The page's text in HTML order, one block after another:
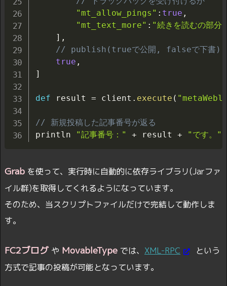
"mt_allow_pings" : true ,
"mt_text_more" : "続きを読むの部分
] ,
// publish(trueで公開, falseで下書)
true ,
]
def result = client . execute (
// 新規投稿した記事番号が返る
println
"記事番号：" + result + "です。"
Grab を使って、実行時に自動的に依存ライブラリ(Jarファ
イル群)を取得してくれるようになっています。
そのため、当スクリプトファイルだけで完結して動作しま
す。
FC2ブログや MovableType では、 XML-RPC
という
方式で記事の投稿が可能となっています。